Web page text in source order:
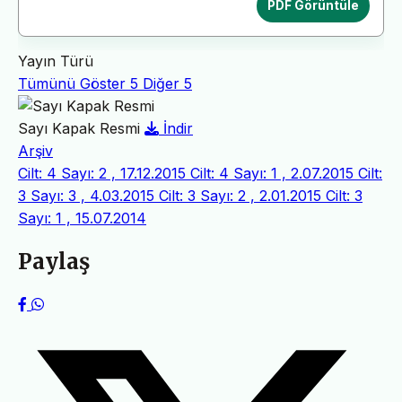
PDF Görüntüle
Yayın Türü
Tümünü Göster 5 Diğer 5
Sayı Kapak Resmi
İndir
Arşiv
Cilt: 4 Sayı: 2 , 17.12.2015 Cilt: 4 Sayı: 1 , 2.07.2015 Cilt:
3 Sayı: 3 , 4.03.2015 Cilt: 3 Sayı: 2 , 2.01.2015 Cilt: 3
Sayı: 1 , 15.07.2014
Paylaş